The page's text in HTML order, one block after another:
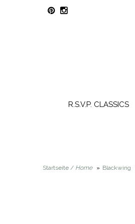
R.S.V.P. CLASSICS
Startseite / Home » Blackwing